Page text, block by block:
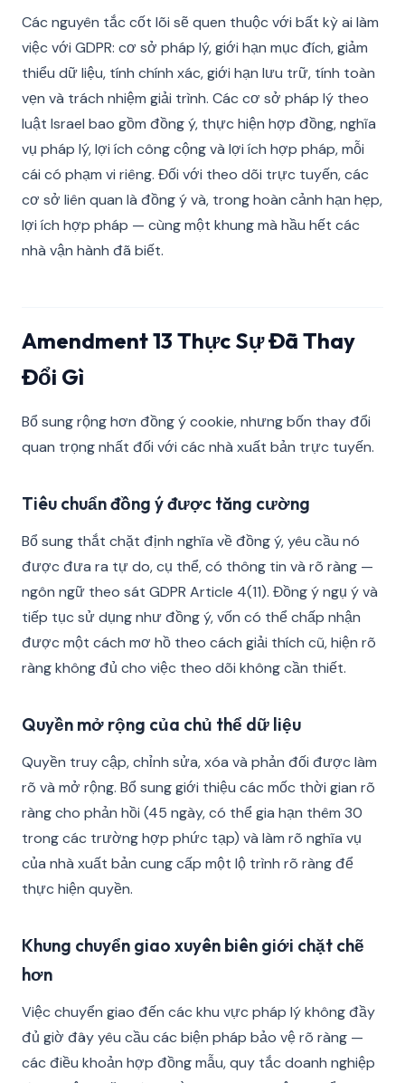
Các nguyên tắc cốt lõi sẽ quen thuộc với bất kỳ ai làm
việc với GDPR: cơ sở pháp lý, giới hạn mục đích, giảm
thiểu dữ liệu, tính chính xác, giới hạn lưu trữ, tính toàn
vẹn và trách nhiệm giải trình. Các cơ sở pháp lý theo
luật Israel bao gồm đồng ý, thực hiện hợp đồng, nghĩa
vụ pháp lý, lợi ích công cộng và lợi ích hợp pháp, mỗi
cái có phạm vi riêng. Đối với theo dõi trực tuyến, các
cơ sở liên quan là đồng ý và, trong hoàn cảnh hạn hẹp,
lợi ích hợp pháp — cùng một khung mà hầu hết các
nhà vận hành đã biết.
Amendment 13 Thực Sự Đã Thay
Đổi Gì
Bổ sung rộng hơn đồng ý cookie, nhưng bốn thay đổi
quan trọng nhất đối với các nhà xuất bản trực tuyến.
Tiêu chuẩn đồng ý được tăng cường
Bổ sung thắt chặt định nghĩa về đồng ý, yêu cầu nó
được đưa ra tự do, cụ thể, có thông tin và rõ ràng —
ngôn ngữ theo sát GDPR Article 4(11). Đồng ý ngụ ý và
tiếp tục sử dụng như đồng ý, vốn có thể chấp nhận
được một cách mơ hồ theo cách giải thích cũ, hiện rõ
ràng không đủ cho việc theo dõi không cần thiết.
Quyền mở rộng của chủ thể dữ liệu
Quyền truy cập, chỉnh sửa, xóa và phản đối được làm
rõ và mở rộng. Bổ sung giới thiệu các mốc thời gian rõ
ràng cho phản hồi (45 ngày, có thể gia hạn thêm 30
trong các trường hợp phức tạp) và làm rõ nghĩa vụ
của nhà xuất bản cung cấp một lộ trình rõ ràng để
thực hiện quyền.
Khung chuyển giao xuyên biên giới chặt chẽ
hơn
Việc chuyển giao đến các khu vực pháp lý không đầy
đủ giờ đây yêu cầu các biện pháp bảo vệ rõ ràng —
các điều khoản hợp đồng mẫu, quy tắc doanh nghiệp